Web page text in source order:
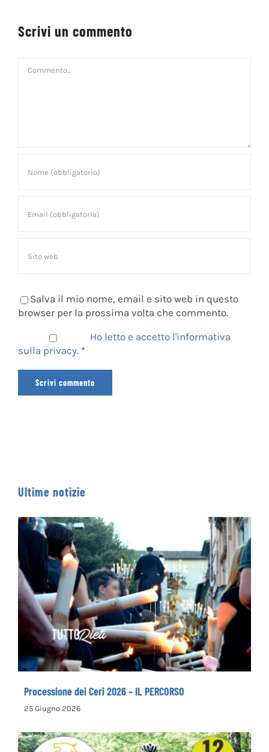
Scrivi un commento
Salva il mio nome, email e sito web in questo
browser per la prossima volta che commento.
Ho letto e accetto l'informativa
sulla privacy. *
Ultime notizie
Processione dei Ceri 2026 – IL PERCORSO
Processione dei Ceri 2026 – IL PERCORSO
25 Giugno 2026